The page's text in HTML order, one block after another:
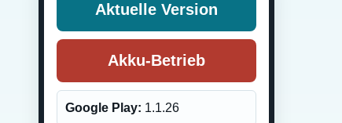
Aktuelle Version
Akku-Betrieb
Google Play: 1.1.26